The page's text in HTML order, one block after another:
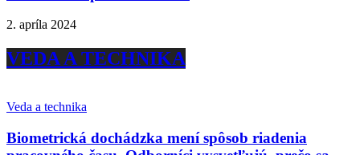
2. apríla 2024
VEDA A TECHNIKA
Veda a technika
Biometrická dochádzka mení spôsob riadenia